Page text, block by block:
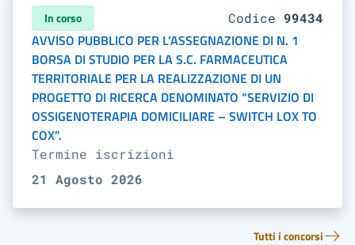
In corso Codice 99434
AVVISO PUBBLICO PER L’ASSEGNAZIONE DI N. 1
BORSA DI STUDIO PER LA S.C. FARMACEUTICA
TERRITORIALE PER LA REALIZZAZIONE DI UN
PROGETTO DI RICERCA DENOMINATO “SERVIZIO DI
OSSIGENOTERAPIA DOMICILIARE – SWITCH LOX TO
COX”.
Termine iscrizioni
21 Agosto 2026
Tutti i concorsi